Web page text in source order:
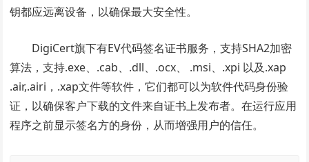
钥都应远离设备，以确保最大安全性。
DigiCert旗下有EV代码签名证书服务，支持SHA2加密
算法，支持.exe、.cab、.dll、.ocx、 .msi、.xpi 以及.xap
.air,.airi，.xap文件等软件，它们都可以为软件代码身份验
证，以确保客户下载的文件来自证书上发布者。在运行应用
程序之前显示签名方的身份，从而增强用户的信任。